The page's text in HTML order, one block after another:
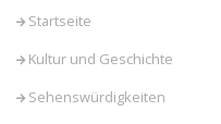
Startseite
Kultur und Geschichte
Sehenswürdigkeiten